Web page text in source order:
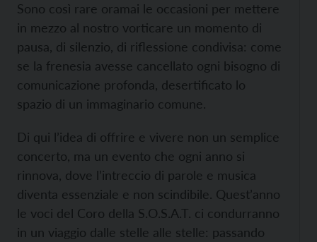
Sono così rare oramai le occasioni per mettere
in mezzo al nostro vorticare un momento di
pausa, di silenzio, di riflessione condivisa: come
se la frenesia avesse cancellato ogni bisogno di
comunicazione profonda, desertificato lo
spazio di un immaginario comune.
Di qui l’idea di offrire e vivere non un semplice
concerto, ma un evento che ogni anno si
rinnova, dove l’intreccio di parole e musica
diventa essenziale e non scindibile. Quest’anno
le voci del Coro della S.O.S.A.T. ci condurranno
in un viaggio dalle stelle alle stelle: passando